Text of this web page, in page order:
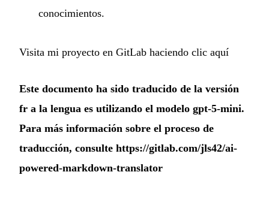
conocimientos.
Visita mi proyecto en GitLab haciendo clic aquí
Este documento ha sido traducido de la versión
fr a la lengua es utilizando el modelo gpt-5-mini.
Para más información sobre el proceso de
traducción, consulte https://gitlab.com/jls42/ai-
powered-markdown-translator